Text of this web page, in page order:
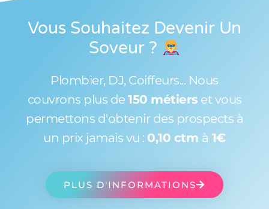
Vous Souhaitez Devenir Un
Soveur ?
Plombier, DJ, Coiffeurs... Nous
couvrons plus de 150 métiers et vous
permettons d'obtenir des prospects à
un prix jamais vu : 0,10 ctm à 1€
PLUS D'INFORMATIONS